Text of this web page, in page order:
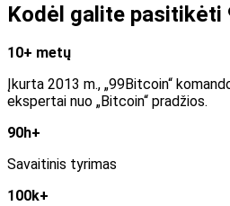
Kodėl galite pasitikėti
10+ metų
Įkurta 2013 m., „99Bitcoin“
ekspertai nuo „Bitcoin“ pradžios.
90h+
Savaitinis tyrimas
100k+